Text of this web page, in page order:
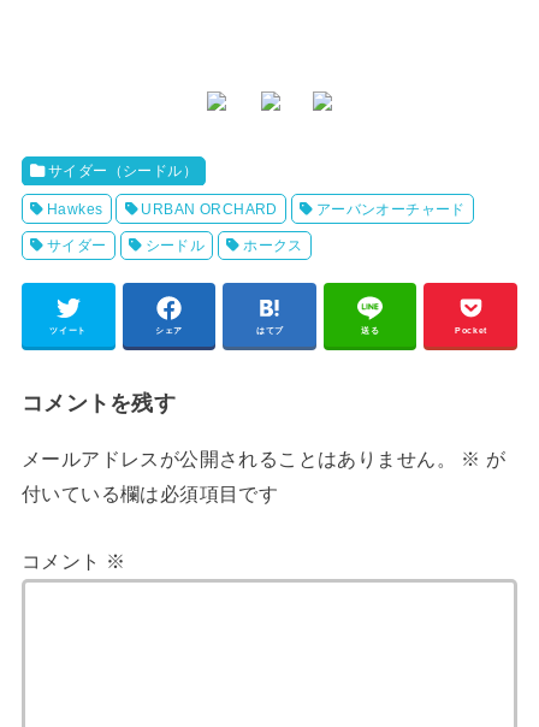
サイダー（シードル）
Hawkes URBAN ORCHARD アーバンオーチャード
サイダー シードル ホークス
ツイート シェア はてブ 送る Pocket
コメントを残す
メールアドレスが公開されることはありません。 ※ が
付いている欄は必須項目です
コメント ※